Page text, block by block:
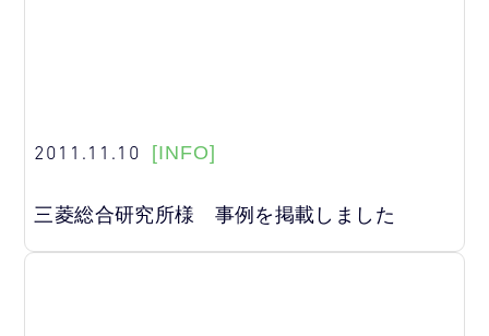
2011.11.10 [INFO]
三菱総合研究所様 事例を掲載しました